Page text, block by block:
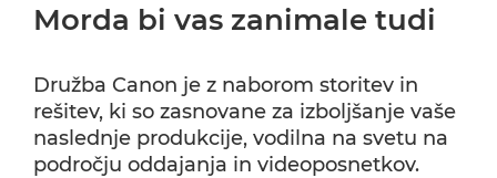
Morda bi vas zanimale tudi
Družba Canon je z naborom storitev in
rešitev, ki so zasnovane za izboljšanje vaše
naslednje produkcije, vodilna na svetu na
področju oddajanja in videoposnetkov.